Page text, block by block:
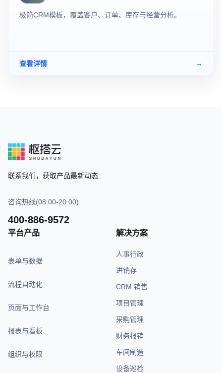
极简CRM模板，覆盖客户、订单、库存与经营分析。
查看详情 →
联系我们，获取产品最新动态
咨询热线(08:00-20:00)
400-886-9572
平台产品
表单与数据
流程自动化
页面与工作台
报表与看板
组织与权限
解决方案
人事行政
进销存
CRM 销售
项目管理
采购管理
财务报销
车间制造
设备巡检